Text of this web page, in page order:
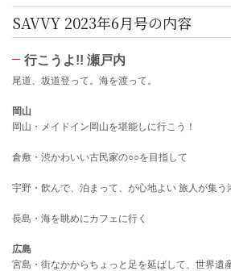
SAVVY 2023年6月号の内容
行こうよ!! 瀬戸内
尾道、坂道登って。海を渡って。
岡山
岡山・メイドイン岡山を堪能しに行こう！
倉敷・渋かわいい古民家の○○を目指して
宇野・飲んで、泊まって、が心地よい 旅人が集う
長島・海を眺めにカフェに行く
広島
宮島・街なかからちょっと足を延ばして、世界遺